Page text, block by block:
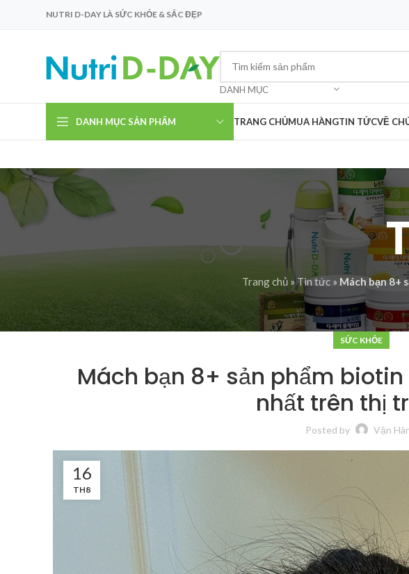
NUTRI D-DAY LÀ SỨC KHỎE & SẮC ĐẸP
DANH MỤC
DANH MỤC SẢN PHẨM TRANG CHỦMUA HÀNGTIN TỨCVỀ
Trang chủ » Tin tức » Mách bạn 8+
SỨC KHỎE
Mách bạn 8+ sản phẩm
nhất trên thị
Posted by Vận
16
TH8